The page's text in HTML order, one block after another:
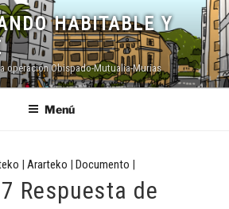
HABITABLE Y
operación Obispado-Mutualia-Murias
Menú
| Ararteko | Documento |
Respuesta de